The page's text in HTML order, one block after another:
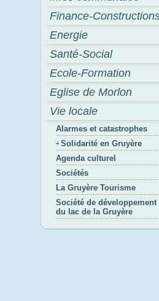
Finance-
Energie
Santé-Social
Ecole-Formation
Eglise de Morlon
Vie locale
Alarmes et catastrophes
Solidarité en Gruyère
Agenda culturel
Sociétés
La Gruyère Tourisme
Société de développement
du lac de la Gruyère